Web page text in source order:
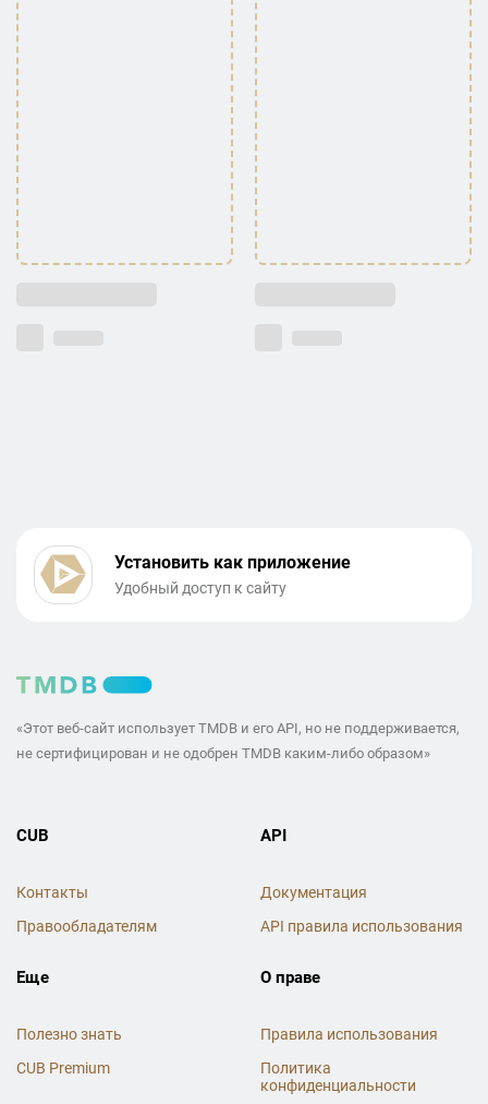
Установить как приложение
Удобный доступ к сайту
«Этот веб-сайт использует TMDB и его API, но не поддерживается,
не сертифицирован и не одобрен TMDB каким-либо образом»
CUB
Контакты
Правообладателям
API
Документация
API правила использования
Еще
Полезно знать
CUB Premium
О праве
Правила использования
Политика
конфиденциальности